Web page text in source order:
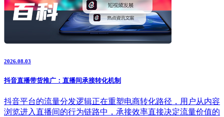
2026.08.03
抖音直播带货推广：直播间承接转化机制
抖音平台的流量分发逻辑正在重塑电商转化路径，用户从内容
浏览进入直播间的行为链路中，承接效率直接决定流量价值的